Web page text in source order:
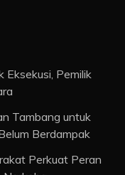
Eksekusi, Pemilik
Tambang untuk
Berdampak
Perkuat Peran